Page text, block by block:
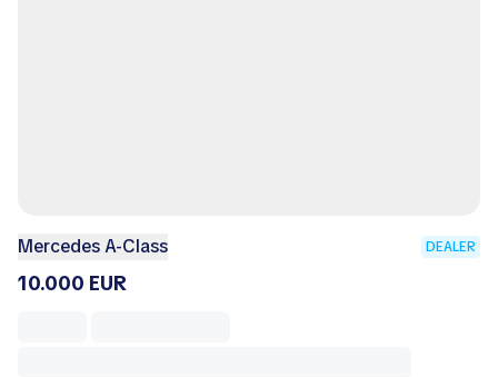
Mercedes A-Class DEALER
10.000 EUR